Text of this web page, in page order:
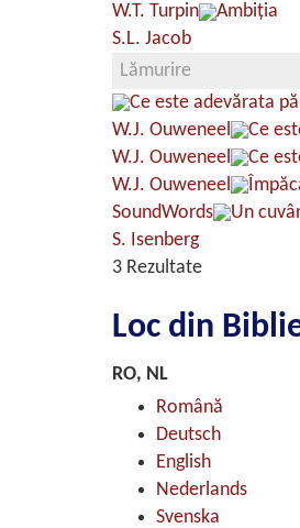
W.T. Turpin
Ambiţia
S.L. Jacob
Lămurire
Ce este adevărata
W.J. Ouweneel
Ce
W.J. Ouweneel
Ce
W.J. Ouweneel
SoundWords
Un
S. Isenberg
3 Rezultate
Loc din
RO, NL
Română
Deutsch
English
Nederlands
Svenska